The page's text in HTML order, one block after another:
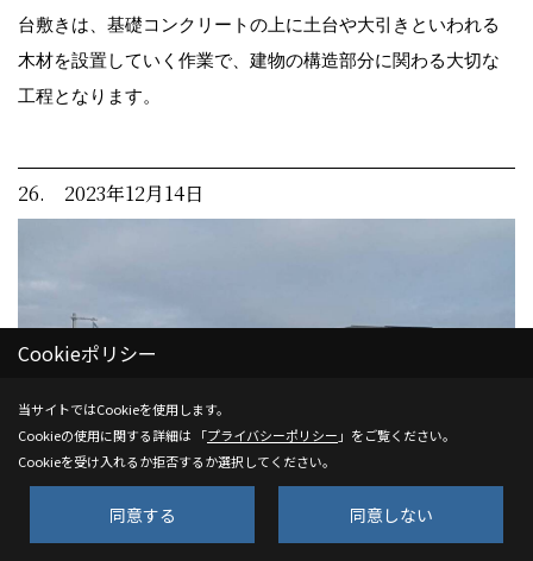
台敷きは、基礎コンクリートの上に土台や大引きといわれる
木材を設置していく作業で、建物の構造部分に関わる大切な
工程となります。
26. 2023年12月14日
Cookieポリシー
当サイトではCookieを使用します。
Cookieの使用に関する詳細は 「プライバシーポリシー 」をご覧ください。
Cookieを受け入れるか拒否するか選択してください。
同意する 同意しない